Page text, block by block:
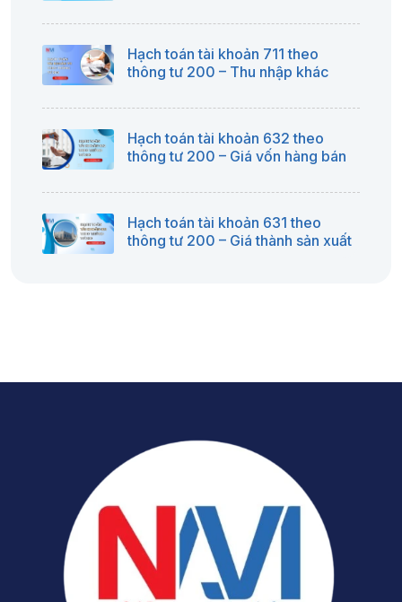
Hạch toán tài khoản 711 theo
thông tư 200 – Thu nhập khác
Hạch toán tài khoản 632 theo
thông tư 200 – Giá vốn hàng bán
Hạch toán tài khoản 631 theo
thông tư 200 – Giá thành sản xuất